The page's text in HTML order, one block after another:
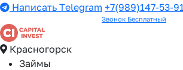
Написать Telegram +7(989)147-53-
Звонок Бесплатный
Красногорск
Займы